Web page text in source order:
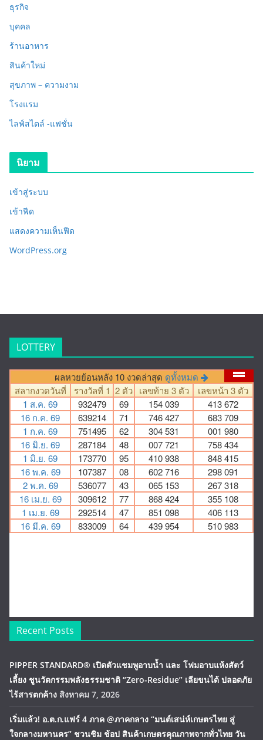
ธุรกิจ
บุคคล
ร้านอาหาร
สินค้าใหม่
สุขภาพ – ความงาม
โรงแรม
ไลฟ์สไตล์ -แฟชั่น
นิยาม
เข้าสู่ระบบ
เข้าฟีด
แสดงความเห็นฟีด
WordPress.org
LOTTERY
Recent Posts
PIPPER STANDARD® เปิดตัวแชมพูอาบน้ำ และ โฟมอาบแห้งสัตว์
เลี้ยง ชูนวัตกรรมพลังธรรมชาติ “Zero-Residue” เลียขนได้ ปลอดภัย
ไร้สารตกค้าง สิงหาคม 7, 2026
เริ่มแล้ว! อ.ต.ก.แฟร์ 4 ภาค @ภาคกลาง “มนต์เสน่ห์เกษตรไทย สู่
ใจกลางมหานคร” ชวนชิม ช้อป สินค้าเกษตรคุณภาพจากทั่วไทย วัน